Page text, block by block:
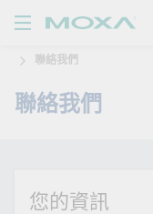
品
決方案
聯絡我們
聯絡我們
您的資訊
查看詢價明細